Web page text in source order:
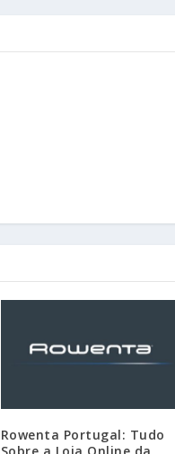
Rowenta Portugal: Tudo